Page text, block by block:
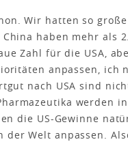
Wir hatten so
haben mehr als
Zahl für die USA,
anpassen, ich
nach USA sind
werden
die US-Gewinne
der Welt anpassen.